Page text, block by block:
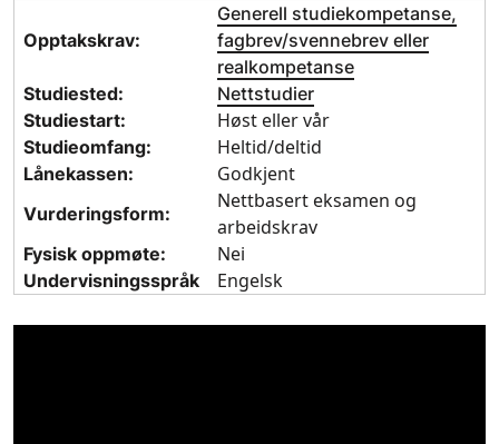
Opptakskrav:
Generell studiekompetanse,
fagbrev/svennebrev eller
realkompetanse
Studiested:
Nettstudier
Studiestart:
Høst eller vår
Studieomfang: Heltid/deltid
Lånekassen: Godkjent
Vurderingsform:
Nettbasert eksamen og
arbeidskrav
Fysisk oppmøte: Nei
Undervisningsspråk Engelsk